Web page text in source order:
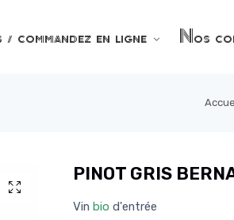
commandez en ligne Nos
PINOT GRIS
Vin bio d'entrée